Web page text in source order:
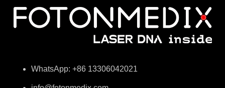
WhatsApp: +86 13306042021